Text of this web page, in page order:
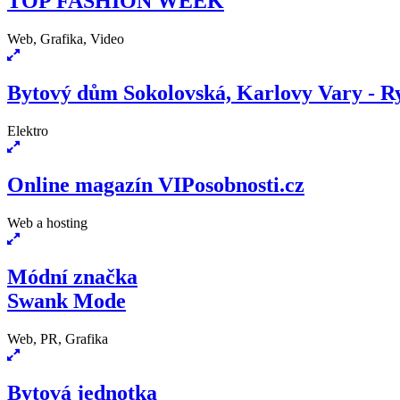
Web, Grafika, Video
Bytový dům Sokolovská, Karlovy Vary -
Elektro
Online magazín VIPosobnosti.cz
Web a hosting
Módní značka
Swank Mode
Web, PR, Grafika
Bytová jednotka